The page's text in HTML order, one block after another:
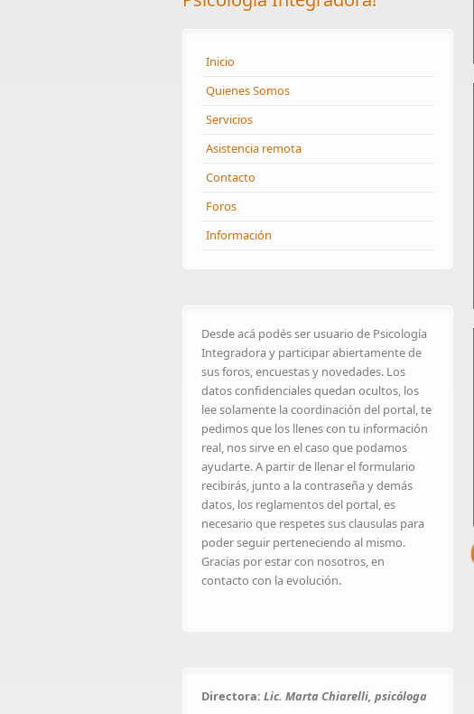
Inicio
Quienes Somos
Servicios
Asistencia remota
Contacto
Foros
Información
Desde acá podés ser usuario de Psicología
Integradora y participar abiertamente de
sus foros, encuestas y novedades. Los
datos confidenciales quedan ocultos, los
lee solamente la coordinación del portal, te
pedimos que los llenes con tu información
real, nos sirve en el caso que podamos
ayudarte. A partir de llenar el formulario
recibirás, junto a la contraseña y demás
datos, los reglamentos del portal, es
necesario que respetes sus clausulas para
poder seguir perteneciendo al mismo.
Gracias por estar con nosotros, en
contacto con la evolución.
Directora: Lic. Marta Chiarelli, psicóloga